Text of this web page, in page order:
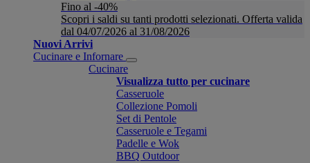
Fino al -40%
Scopri i saldi su tanti prodotti selezionati. Offerta valida
dal 04/07/2026 al 31/08/2026
Nuovi Arrivi
Cucinare e Infornare
Cucinare
Visualizza tutto per cucinare
Casseruole
Collezione Pomoli
Set di Pentole
Casseruole e Tegami
Padelle e Wok
BBQ Outdoor